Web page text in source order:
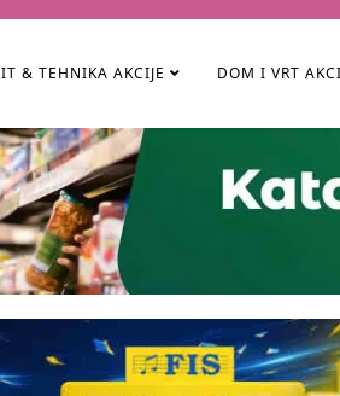
IT & TEHNIKA AKCIJE DOM I VRT